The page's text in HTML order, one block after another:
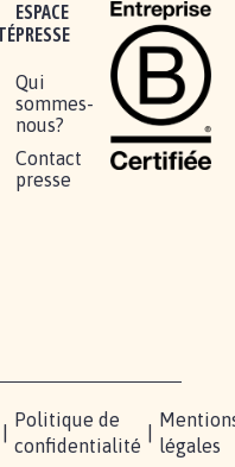
ESPACE
PRESSE
Qui
sommes-
nous?
Contact
presse
Politique de
confidentialité
légales